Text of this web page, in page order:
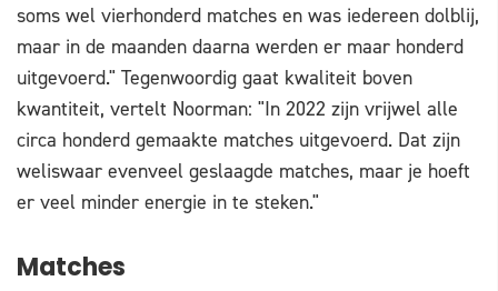
soms wel vierhonderd matches en was iedereen dolblij,
maar in de maanden daarna werden er maar honderd
uitgevoerd." Tegenwoordig gaat kwaliteit boven
kwantiteit, vertelt Noorman: "In 2022 zijn vrijwel alle
circa honderd gemaakte matches uitgevoerd. Dat zijn
weliswaar evenveel geslaagde matches, maar je hoeft
er veel minder energie in te steken."
Matches